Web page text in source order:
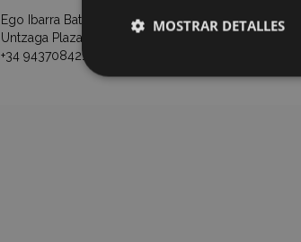
Ego Ibarra Batzordea - Eibarko Udala
Untzaga Plaza - 20600 Eibar
+34 943708421 -
MOSTRAR DETALLES